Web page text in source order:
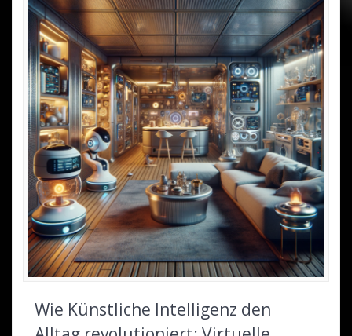
Wie Künstliche Intelligenz den